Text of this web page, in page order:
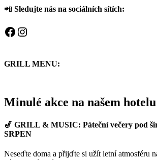
📲 Sledujte nás na sociálních sítích:
Facebook
Instagram
GRILL MENU:
Minulé akce na našem hotelu
🎷 GRILL & MUSIC: Páteční večery pod
SRPEN
Neseďte doma a přijďte si užít letní atmosféru